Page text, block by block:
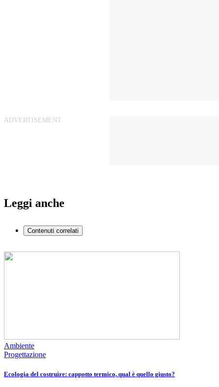
Leggi anche
Contenuti correlati
Ambiente
Progettazione
Ecologia del costruire: cappotto termico, qual è quello giusto?